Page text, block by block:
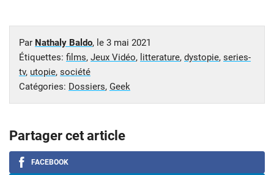
Par Nathaly Baldo, le 3 mai 2021
Étiquettes: films, Jeux Vidéo, litterature, dystopie, series-
tv, utopie, société
Catégories: Dossiers, Geek
Partager cet article
FACEBOOK